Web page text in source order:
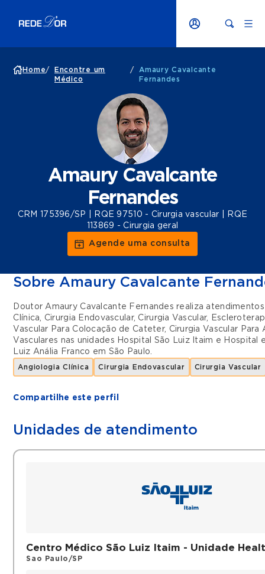
Home/
Encontre um
Médico
/
Amaury Cavalcante
Fernandes
Amaury Cavalcante
Fernandes
CRM 175396/SP | RQE 97510 - Cirurgia vascular | RQE
113869 - Cirurgia geral
Agende uma consulta
Sobre Amaury Cavalcante
Doutor Amaury Cavalcante Fernandes realiza
Clínica, Cirurgia Endovascular, Cirurgia Vascular,
Vascular Para Colocação de Cateter, Cirurgia Vascular Para
Vasculares nas unidades Hospital São Luiz Itaim e Hospital
Luiz Anália Franco em São Paulo.
Angiologia Clínica Cirurgia Endovascular Cirurgia Vascular
Compartilhe este perfil
Unidades de atendimento
Centro Médico São Luiz Itaim - Unidade
Sao Paulo/SP